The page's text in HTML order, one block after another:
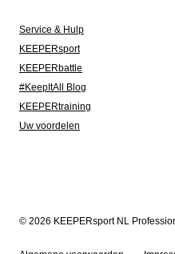
Service & Hulp
KEEPERsport
KEEPERbattle
#KeepItAll Blog
KEEPERtraining
Uw voordelen
© 2026 KEEPERsport NL